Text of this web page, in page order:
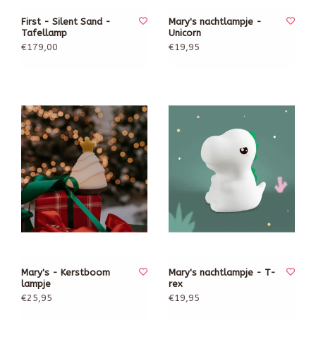
First - Silent Sand -
Tafellamp
€179,00
Mary's nachtlampje -
Unicorn
€19,95
Mary's - Kerstboom
lampje
€25,95
Mary's nachtlampje - T-
rex
€19,95